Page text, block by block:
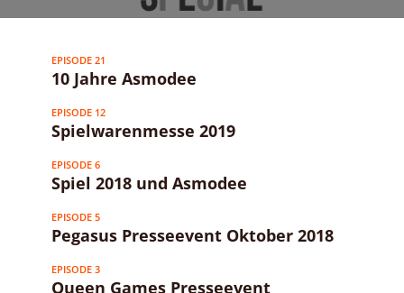
EPISODE 21
10 Jahre Asmodee
EPISODE 12
Spielwarenmesse 2019
EPISODE 6
Spiel 2018 und Asmodee
EPISODE 5
Pegasus Presseevent Oktober 2018
EPISODE 3
Queen Games Presseevent